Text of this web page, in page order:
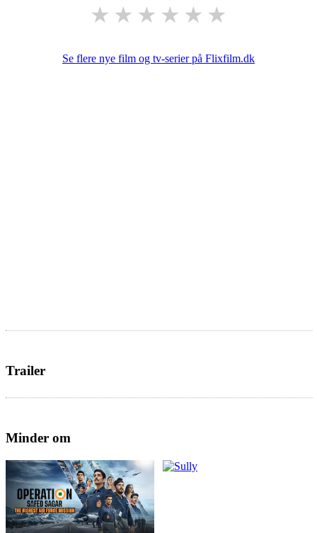
★ ★ ★ ★ ★ ★
Se flere nye film og tv-serier på Flixfilm.dk
Trailer
Minder om